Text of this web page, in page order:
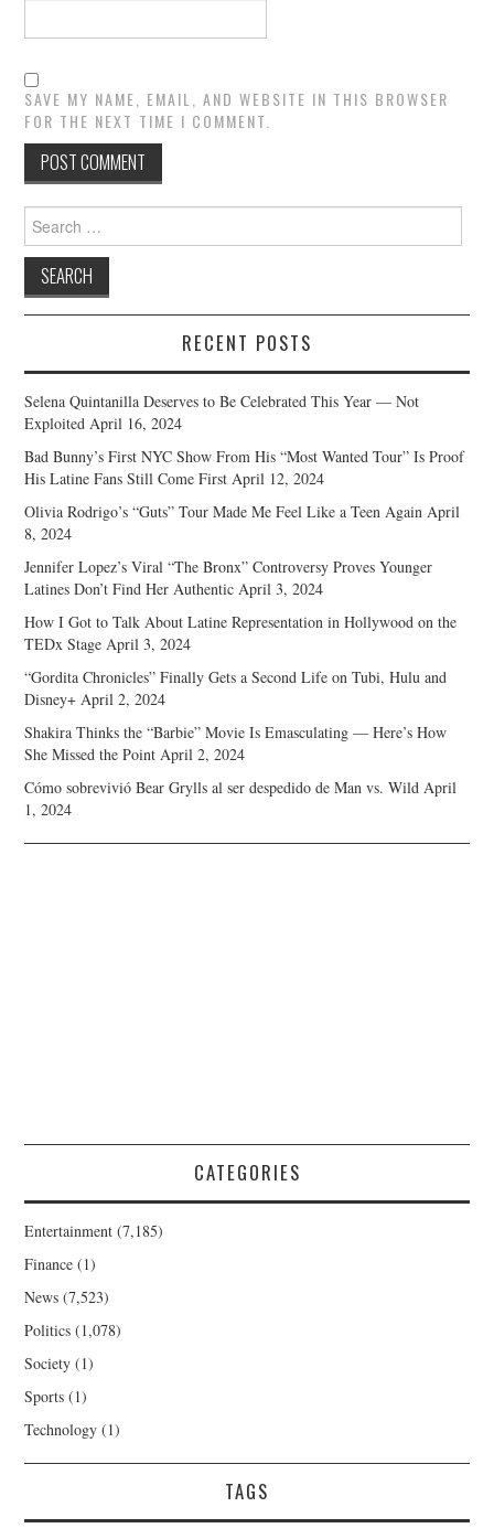
SAVE MY NAME, EMAIL, AND WEBSITE IN THIS BROWSER
FOR THE NEXT TIME I COMMENT.
Search
for:
RECENT POSTS
Selena Quintanilla Deserves to Be Celebrated This Year — Not
Exploited April 16, 2024
Bad Bunny’s First NYC Show From His “Most Wanted Tour” Is Proof
His Latine Fans Still Come First April 12, 2024
Olivia Rodrigo’s “Guts” Tour Made Me Feel Like a Teen Again April
8, 2024
Jennifer Lopez’s Viral “The Bronx” Controversy Proves Younger
Latines Don’t Find Her Authentic April 3, 2024
How I Got to Talk About Latine Representation in Hollywood on the
TEDx Stage April 3, 2024
“Gordita Chronicles” Finally Gets a Second Life on Tubi, Hulu and
Disney+ April 2, 2024
Shakira Thinks the “Barbie” Movie Is Emasculating — Here’s How
She Missed the Point April 2, 2024
Cómo sobrevivió Bear Grylls al ser despedido de Man vs. Wild April
1, 2024
CATEGORIES
Entertainment (7,185)
Finance (1)
News (7,523)
Politics (1,078)
Society (1)
Sports (1)
Technology (1)
TAGS